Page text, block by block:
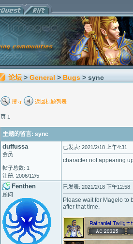
论坛 > General > Bugs > sync
搜寻 返回标题列表
页 1
主题的留言: sync
duffussa
会员
帖子总数: 1
注册: 2006/12/5
已发表: 2021/2/18 上午4:31
character not appearing
Fenthen
顾问
已发表: 2021/2/18 下午12:58
Please wait for Magelo to
after that time.